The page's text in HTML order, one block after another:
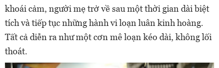
khoái cảm, người mẹ trở về sau một thời gian dài biệt
tích và tiếp tục những hành vi loạn luân kinh hoàng.
Tất cả diễn ra như một cơn mê loạn kéo dài, không lối
thoát.